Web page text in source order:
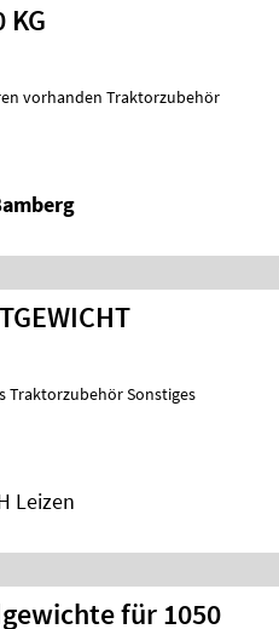
KG
vorhanden Traktorzubehör
Traktorzubehör Sonstiges
Leizen
für 1050